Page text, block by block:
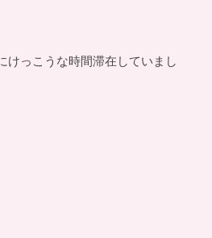
けっこうな時間滞在していまし